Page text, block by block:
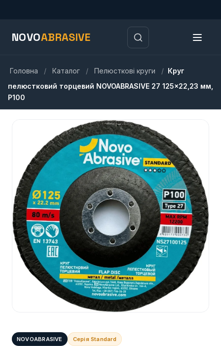
NOVOABRASIVE
Головна / Каталог / Пелюсткові круги / Круг
пелюстковий торцевий NOVOABRASIVE 27 125×22,23 мм,
P100
NOVOABRASIVE Серія Standard